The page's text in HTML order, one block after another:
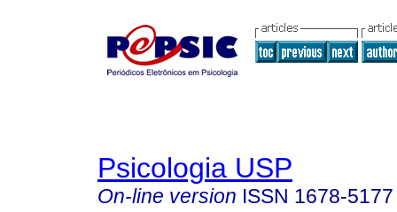
Psicologia USP
On-line version ISSN 1678-5177